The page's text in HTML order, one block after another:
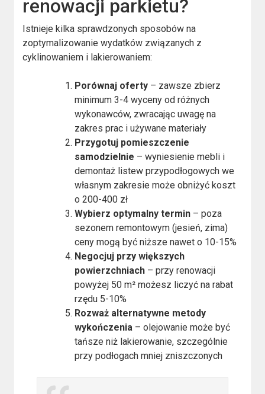
renowacji parkietu?
Istnieje kilka sprawdzonych sposobów na
zoptymalizowanie wydatków związanych z
cyklinowaniem i lakierowaniem:
Porównaj oferty – zawsze zbierz
minimum 3-4 wyceny od różnych
wykonawców, zwracając uwagę na
zakres prac i używane materiały
Przygotuj pomieszczenie
samodzielnie – wyniesienie mebli i
demontaż listew przypodłogowych we
własnym zakresie może obniżyć koszt
o 200-400 zł
Wybierz optymalny termin – poza
sezonem remontowym (jesień, zima)
ceny mogą być niższe nawet o 10-15%
Negocjuj przy większych
powierzchniach – przy renowacji
powyżej 50 m² możesz liczyć na rabat
rzędu 5-10%
Rozważ alternatywne metody
wykończenia – olejowanie może być
tańsze niż lakierowanie, szczególnie
przy podłogach mniej zniszczonych